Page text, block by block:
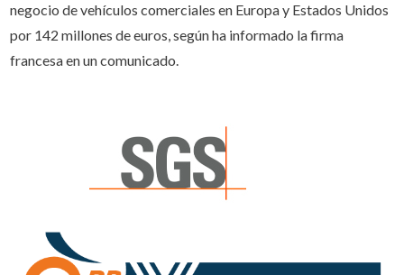
negocio de vehículos comerciales en Europa y Estados Unidos
por 142 millones de euros, según ha informado la firma
francesa en un comunicado.